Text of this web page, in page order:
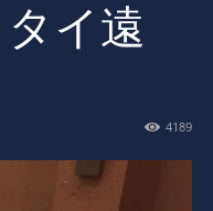
イ遠
4189